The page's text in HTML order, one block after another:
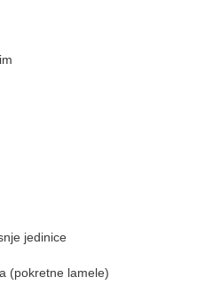
jedinice
(pokretne lamele)